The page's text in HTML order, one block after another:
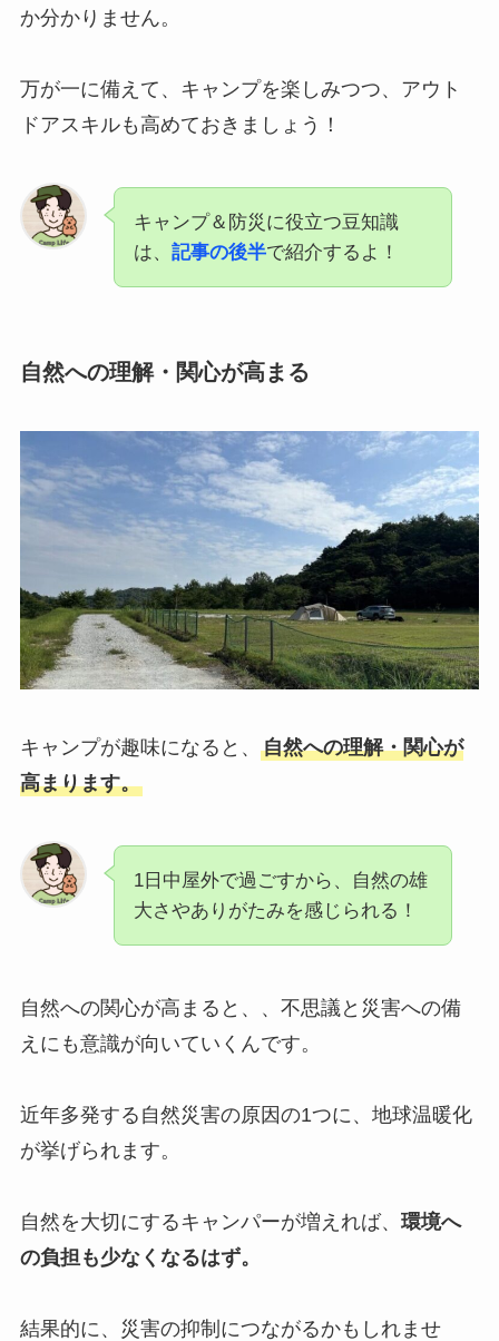
か分かりません。
万が一に備えて、キャンプを楽しみつつ、アウト
ドアスキルも高めておきましょう！
キャンプ＆防災に役立つ豆知識
は、 記事の後半で紹介するよ！
自然への理解・関心が高まる
キャンプが趣味になると、 自然への理解・関心が
高まります。
1日中屋外で過ごすから、自然の雄
大さやありがたみを感じられる！
自然への関心が高まると、、不思議と災害への備
えにも意識が向いていくんです。
近年多発する自然災害の原因の1つに、地球温暖化
が挙げられます。
自然を大切にするキャンパーが増えれば、 環境へ
の負担も少なくなるはず。
結果的に、災害の抑制につながるかもしれませ